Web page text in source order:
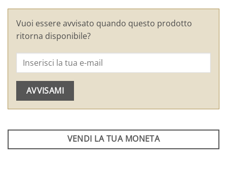
Vuoi essere avvisato quando questo prodotto
ritorna disponibile?
AVVISAMI
VENDI LA TUA MONETA